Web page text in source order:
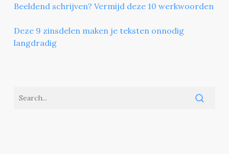
Beeldend schrijven? Vermijd deze 10 werkwoorden
Deze 9 zinsdelen maken je teksten onnodig
langdradig